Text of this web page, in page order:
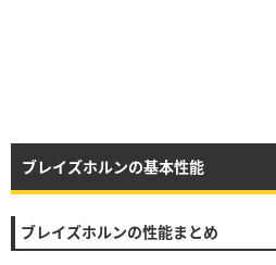
ブレイズホルンの基本性能
ブレイズホルンの性能まとめ